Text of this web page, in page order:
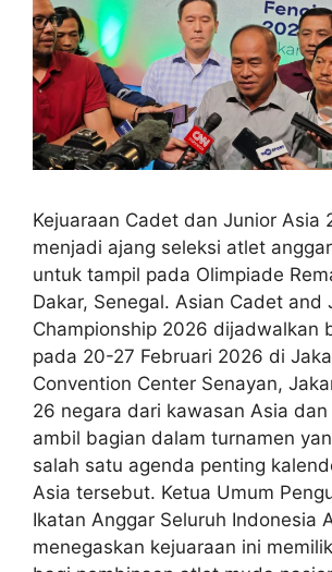
Kejuaraan Cadet dan Junior Asia
menjadi ajang seleksi atlet
untuk tampil pada Olimpiade
Dakar, Senegal. Asian Cadet and
Championship 2026 dijadwalkan
pada 20-27 Februari 2026 di
Convention Center Senayan,
26 negara dari kawasan Asia dan
ambil bagian dalam turnamen
salah satu agenda penting
Asia tersebut. Ketua Umum
Ikatan Anggar Seluruh Indonesia
menegaskan kejuaraan ini